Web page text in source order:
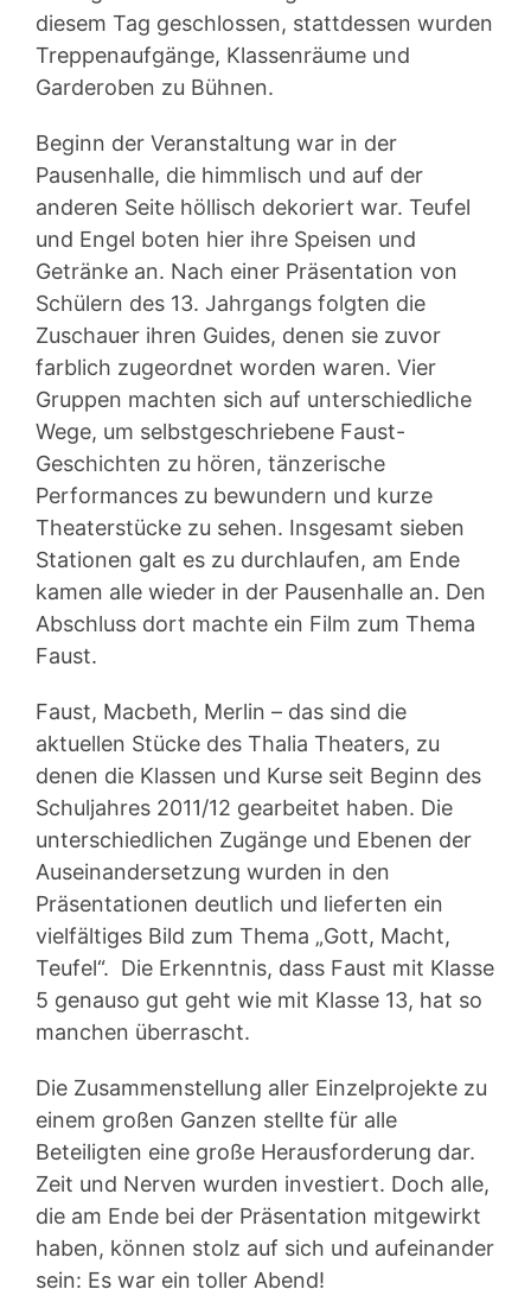
diesem Tag geschlossen, stattdessen wurden
Treppenaufgänge, Klassenräume und
Garderoben zu Bühnen.
Beginn der Veranstaltung war in der
Pausenhalle, die himmlisch und auf der
anderen Seite höllisch dekoriert war. Teufel
und Engel boten hier ihre Speisen und
Getränke an. Nach einer Präsentation von
Schülern des 13. Jahrgangs folgten die
Zuschauer ihren Guides, denen sie zuvor
farblich zugeordnet worden waren. Vier
Gruppen machten sich auf unterschiedliche
Wege, um selbstgeschriebene Faust-
Geschichten zu hören, tänzerische
Performances zu bewundern und kurze
Theaterstücke zu sehen. Insgesamt sieben
Stationen galt es zu durchlaufen, am Ende
kamen alle wieder in der Pausenhalle an. Den
Abschluss dort machte ein Film zum Thema
Faust.
Faust, Macbeth, Merlin – das sind die
aktuellen Stücke des Thalia Theaters, zu
denen die Klassen und Kurse seit Beginn des
Schuljahres 2011/12 gearbeitet haben. Die
unterschiedlichen Zugänge und Ebenen der
Auseinandersetzung wurden in den
Präsentationen deutlich und lieferten ein
vielfältiges Bild zum Thema „Gott, Macht,
Teufel“. Die Erkenntnis, dass Faust mit Klasse
5 genauso gut geht wie mit Klasse 13, hat so
manchen überrascht.
Die Zusammenstellung aller Einzelprojekte zu
einem großen Ganzen stellte für alle
Beteiligten eine große Herausforderung dar.
Zeit und Nerven wurden investiert. Doch alle,
die am Ende bei der Präsentation mitgewirkt
haben, können stolz auf sich und aufeinander
sein: Es war ein toller Abend!